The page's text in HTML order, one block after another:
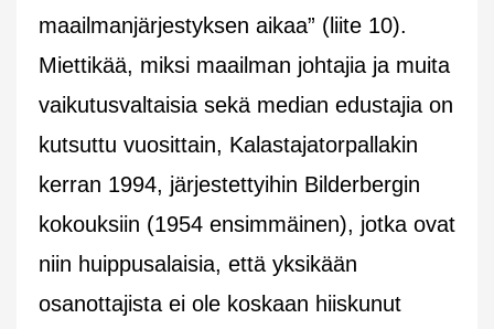
maailmanjärjestyksen aikaa” (liite 10).
Miettikää, miksi maailman johtajia ja muita
vaikutusvaltaisia sekä median edustajia on
kutsuttu vuosittain, Kalastajatorpallakin
kerran 1994, järjestettyihin Bilderbergin
kokouksiin (1954 ensimmäinen), jotka ovat
niin huippusalaisia, että yksikään
osanottajista ei ole koskaan hiiskunut